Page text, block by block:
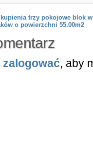
trzy pokojowe blok w
o powierzchni 55.00m2
zalogować, aby